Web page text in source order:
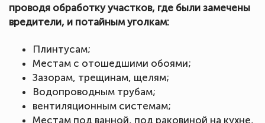
проводя обработку участков, где были замечены
вредители, и потайным уголкам:
Плинтусам;
Местам с отошедшими обоями;
Зазорам, трещинам, щелям;
Водопроводным трубам;
вентиляционным системам;
Местам под ванной, под раковиной на кухне,